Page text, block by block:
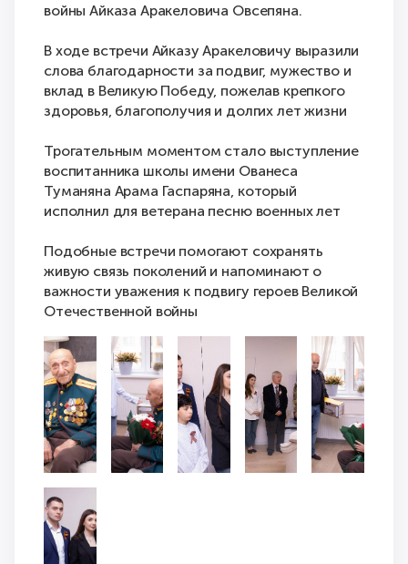
войны Айказа Аракеловича Овсепяна.
В ходе встречи Айказу Аракеловичу выразили
слова благодарности за подвиг, мужество и
вклад в Великую Победу, пожелав крепкого
здоровья, благополучия и долгих лет жизни
Трогательным моментом стало выступление
воспитанника школы имени Ованеса
Туманяна Арама Гаспаряна, который
исполнил для ветерана песню военных лет
Подобные встречи помогают сохранять
живую связь поколений и напоминают о
важности уважения к подвигу героев Великой
Отечественной войны